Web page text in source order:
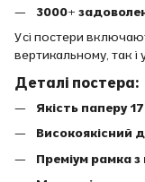
3000+
Усі постери
вертикальному, так
Деталі постера:
Якість паперу
Високоякісний
Преміум рамка